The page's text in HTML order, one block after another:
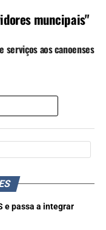
muncipais"
serviços aos canoenses
e passa a integrar